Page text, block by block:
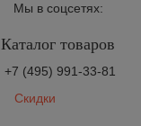
Мы в соцсетях:
Каталог товаров
+7 (495) 991-33-81
Скидки